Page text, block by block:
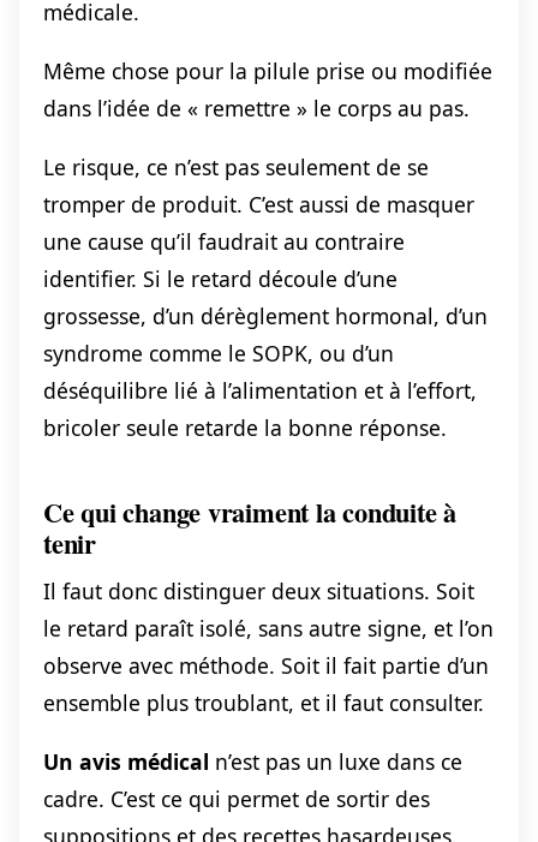
médicale.
Même chose pour la pilule prise ou modifiée
dans l’idée de « remettre » le corps au pas.
Le risque, ce n’est pas seulement de se
tromper de produit. C’est aussi de masquer
une cause qu’il faudrait au contraire
identifier. Si le retard découle d’une
grossesse, d’un dérèglement hormonal, d’un
syndrome comme le SOPK, ou d’un
déséquilibre lié à l’alimentation et à l’effort,
bricoler seule retarde la bonne réponse.
Ce qui change vraiment la conduite à
tenir
Il faut donc distinguer deux situations. Soit
le retard paraît isolé, sans autre signe, et l’on
observe avec méthode. Soit il fait partie d’un
ensemble plus troublant, et il faut consulter.
Un avis médical n’est pas un luxe dans ce
cadre. C’est ce qui permet de sortir des